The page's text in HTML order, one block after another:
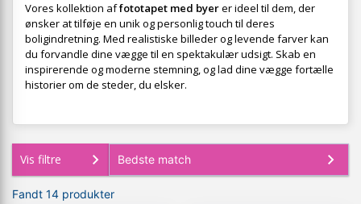
Vores kollektion affototapet med byerer ideel til dem, der
ønsker at tilføje en unik og personlig touch til deres
boligindretning. Med realistiske billeder og levende farver kan
du forvandle dine vægge til en spektakulær udsigt. Skab en
inspirerende og moderne stemning, og lad dine vægge fortælle
historier om de steder, du elsker.
Vis filtre
Fandt 14 produkter